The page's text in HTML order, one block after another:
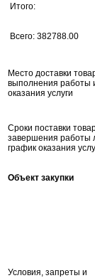
Итого:
Всего: 382788.00
Место доставки
выполнения работы
оказания услуги
Сроки поставки
завершения работы
график оказания
Объект закупки
Условия, запреты и